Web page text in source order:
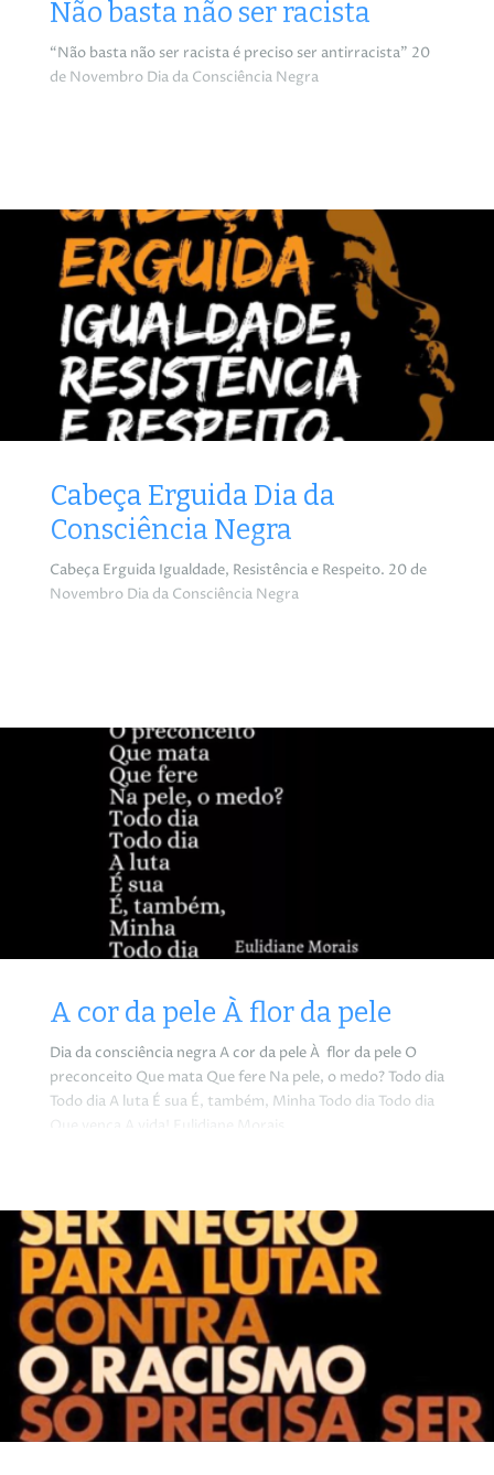
Não basta não ser racista
“Não basta não ser racista é preciso ser antirracista” 20
de Novembro Dia da Consciência Negra
Cabeça Erguida Dia da
Consciência Negra
Cabeça Erguida Igualdade, Resistência e Respeito. 20 de
Novembro Dia da Consciência Negra
A cor da pele À flor da pele
Dia da consciência negra A cor da pele À flor da pele O
preconceito Que mata Que fere Na pele, o medo? Todo dia
Todo dia A luta É sua É, também, Minha Todo dia Todo dia
Que vença A vida! Eulidiane Morais